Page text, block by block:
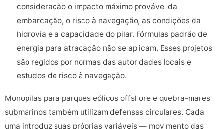
consideração o impacto máximo provável da
embarcação, o risco à navegação, as condições da
hidrovia e a capacidade do pilar. Fórmulas padrão de
energia para atracação não se aplicam. Esses projetos
são regidos por normas das autoridades locais e
estudos de risco à navegação.
Monopilas para parques eólicos offshore e quebra-mares
submarinos também utilizam defensas circulares. Cada
uma introduz suas próprias variáveis — movimento das